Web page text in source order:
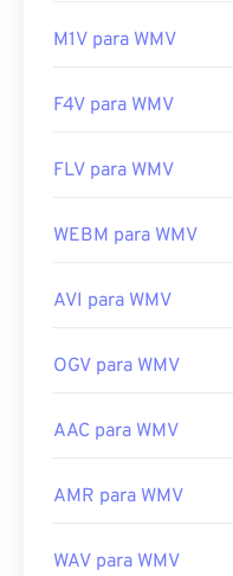
M1V para WMV
F4V para WMV
FLV para WMV
WEBM para WMV
AVI para WMV
OGV para WMV
AAC para WMV
AMR para WMV
WAV para WMV